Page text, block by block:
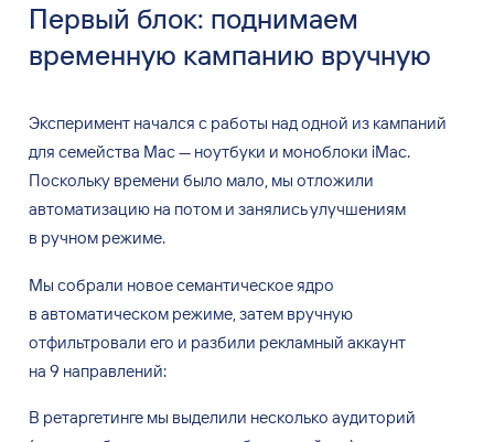
Первый блок: поднимаем
временную кампанию вручную
Эксперимент начался с работы над одной из кампаний
для семейства Mac—ноутбуки и моноблоки iMac.
Поскольку времени было мало, мы отложили
автоматизацию на потом и занялись улучшениям
в ручном режиме.
Мы собрали новое семантическое ядро
в автоматическом режиме, затем вручную
отфильтровали его и разбили рекламный аккаунт
на 9 направлений:
В ретаргетинге мы выделили несколько аудиторий